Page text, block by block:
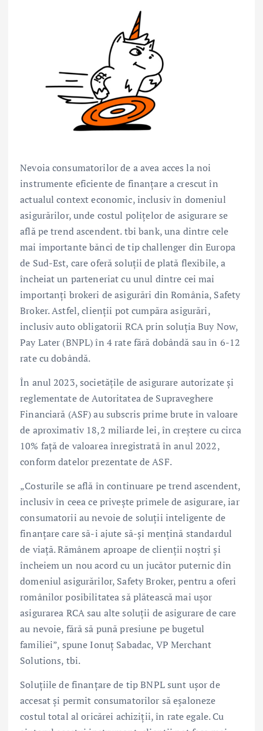
Nevoia consumatorilor de a avea acces la noi
instrumente eficiente de finanțare a crescut în
actualul context economic, inclusiv în domeniul
asigurărilor, unde costul polițelor de asigurare se
află pe trend ascendent. tbi bank, una dintre cele
mai importante bănci de tip challenger din Europa
de Sud-Est, care oferă soluții de plată flexibile, a
încheiat un parteneriat cu unul dintre cei mai
importanți brokeri de asigurări din România, Safety
Broker. Astfel, clienții pot cumpăra asigurări,
inclusiv auto obligatorii RCA prin soluția Buy Now,
Pay Later (BNPL) în 4 rate fără dobândă sau în 6-12
rate cu dobândă.
În anul 2023, societățile de asigurare autorizate și
reglementate de Autoritatea de Supraveghere
Financiară (ASF) au subscris prime brute în valoare
de aproximativ 18,2 miliarde lei, în creștere cu circa
10% față de valoarea înregistrată în anul 2022,
conform datelor prezentate de ASF.
„Costurile se află în continuare pe trend ascendent,
inclusiv în ceea ce privește primele de asigurare, iar
consumatorii au nevoie de soluții inteligente de
finanțare care să-i ajute să-și mențină standardul
de viață. Rămânem aproape de clienții noștri și
încheiem un nou acord cu un jucător puternic din
domeniul asigurărilor, Safety Broker, pentru a oferi
românilor posibilitatea să plătească mai ușor
asigurarea RCA sau alte soluții de asigurare de care
au nevoie, fără să pună presiune pe bugetul
familiei”, spune Ionuț Sabadac, VP Merchant
Solutions, tbi.
Soluțiile de finanțare de tip BNPL sunt ușor de
accesat și permit consumatorilor să eșaloneze
costul total al oricărei achiziții, în rate egale. Cu